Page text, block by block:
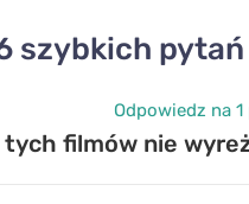
szybkich pytań
Odpowiedz na
filmów nie